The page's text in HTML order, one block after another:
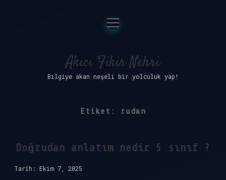
Anasayfa
Gizlilik Politikası
Yasal Uyarı
menüyü
aç
Akıcı Fikir Nehri
Bilgiye akan neşeli bir yolculuk yap!
Etiket: rudan
Doğrudan anlatım nedir 5 sınıf ?
Tarih: Ekim 7, 2025